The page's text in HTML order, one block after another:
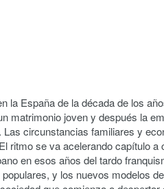
la España de la década de los
matrimonio joven y después la
circunstancias familiares y
ritmo se va acelerando capítulo
en esos años del tardo
y los nuevos modelos